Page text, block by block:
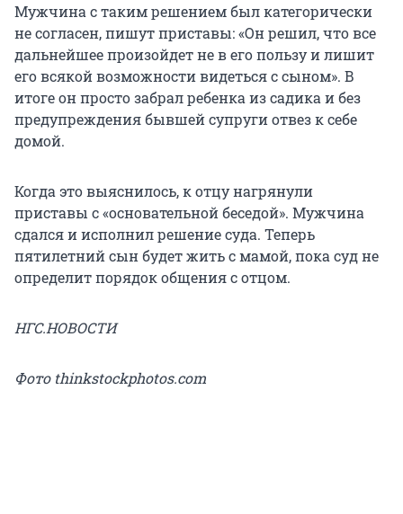
Мужчина с таким решением был категорически
не согласен, пишут приставы: «Он решил, что все
дальнейшее произойдет не в его пользу и лишит
его всякой возможности видеться с сыном». В
итоге он просто забрал ребенка из садика и без
предупреждения бывшей супруги отвез к себе
домой.
Когда это выяснилось, к отцу нагрянули
приставы с «основательной беседой». Мужчина
сдался и исполнил решение суда. Теперь
пятилетний сын будет жить с мамой, пока суд не
определит порядок общения с отцом.
НГС.НОВОСТИ
Фото thinkstockphotos.com